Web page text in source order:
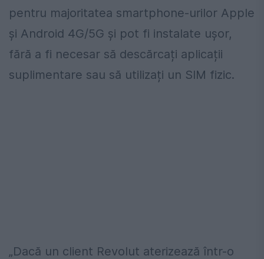
pentru majoritatea smartphone-urilor Apple
și Android 4G/5G și pot fi instalate ușor,
fără a fi necesar să descărcați aplicații
suplimentare sau să utilizați un SIM fizic.
„Dacă un client Revolut aterizează într-o